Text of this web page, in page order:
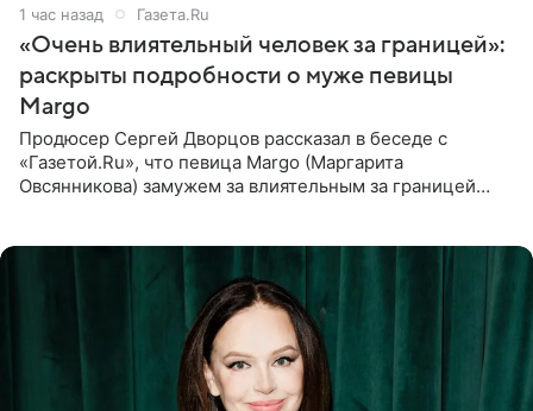
1 час назад Газета.Ru
«Очень влиятельный человек за границей»:
раскрыты подробности о муже певицы
Margo
Продюсер Сергей Дворцов рассказал в беседе с
«Газетой.Ru», что певица Margo (Маргарита
Овсянникова) замужем за влиятельным за границей